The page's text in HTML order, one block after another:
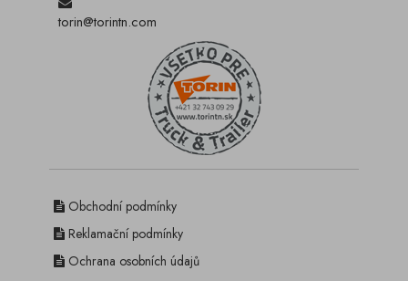
torin@torintn.com
Obchodní podmínky
Reklamační podmínky
Ochrana osobních údajů